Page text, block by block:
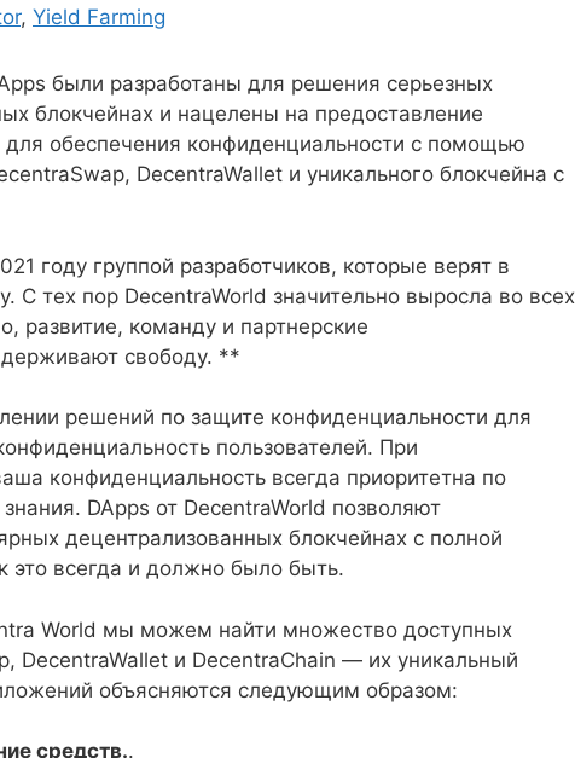
, Yield Farming
были разработаны для решения серьезных
блокчейнах и нацелены на предоставление
обеспечения конфиденциальности с помощью
DecentraWallet и уникального блокчейна с
году группой разработчиков, которые верят в
С тех пор DecentraWorld значительно выросла во всех
развитие, команду и партнерские
свободу. **
решений по защите конфиденциальности для
пользователей. При
конфиденциальность всегда приоритетна по
DApps от DecentraWorld позволяют
децентрализованных блокчейнах с полной
это всегда и должно было быть.
World мы можем найти множество доступных
DecentraWallet и DecentraChain — их уникальный
объясняются следующим образом:
средств..